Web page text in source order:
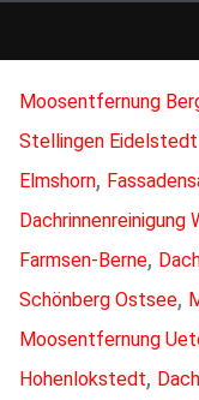
Moosentfernung
Stellingen
Elmshorn,
Dachrinnenreinigung
Farmsen-Berne,
Schönberg Ostsee,
Moosentfernung
Hohenlokstedt,